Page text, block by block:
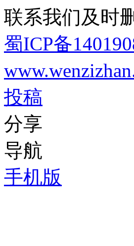
联系我们及时
蜀ICP备
投稿
分享
导航
手机版